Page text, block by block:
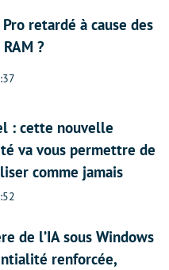
Pro retardé à cause des
?
: cette nouvelle
va vous permettre de
comme jamais
de l’IA sous Windows
renforcée,